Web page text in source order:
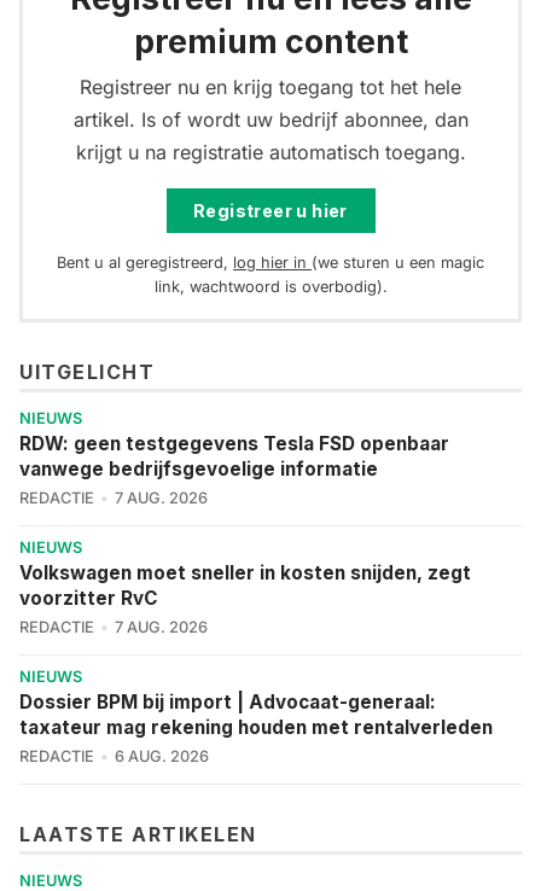
premium content
Registreer nu en krijg toegang tot het hele
artikel. Is of wordt uw bedrijf abonnee, dan
krijgt u na registratie automatisch toegang.
Registreer u hier
Bent u al geregistreerd, log hier in (we sturen u een magic
link, wachtwoord is overbodig).
UITGELICHT
NIEUWS
RDW: geen testgegevens Tesla FSD openbaar
vanwege bedrijfsgevoelige informatie
REDACTIE 7 AUG. 2026
NIEUWS
Volkswagen moet sneller in kosten snijden, zegt
voorzitter RvC
REDACTIE 7 AUG. 2026
NIEUWS
Dossier BPM bij import | Advocaat-generaal:
taxateur mag rekening houden met rentalverleden
REDACTIE 6 AUG. 2026
LAATSTE ARTIKELEN
NIEUWS